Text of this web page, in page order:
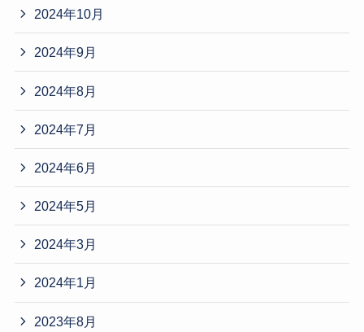
2024年10月
2024年9月
2024年8月
2024年7月
2024年6月
2024年5月
2024年3月
2024年1月
2023年8月